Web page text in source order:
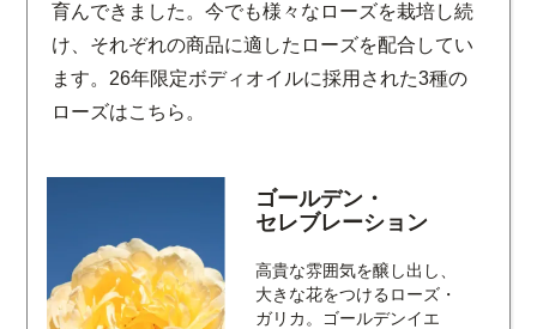
育んできました。今でも様々なローズを栽培し続
け、それぞれの商品に適したローズを配合してい
ます。26年限定ボディオイルに採用された3種の
ローズはこちら。
ゴールデン・
セレブレーション
高貴な雰囲気を醸し出し、
大きな花をつけるローズ・
ガリカ。ゴールデンイエ